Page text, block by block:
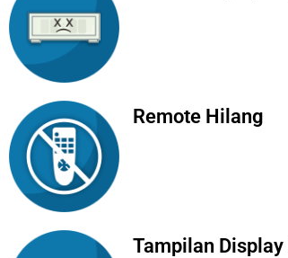
Remote Hilang
Tampilan